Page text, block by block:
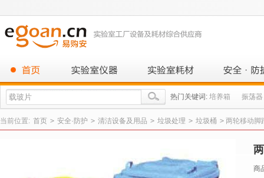
热门关键词: 培养箱 振荡器
当前位置: 首页 > 安全·防护 > 清洁设备及用品 > 垃圾处理 > 垃圾桶 > 两轮移动脚
商